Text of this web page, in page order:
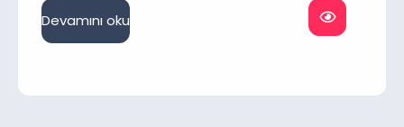
Devamını oku